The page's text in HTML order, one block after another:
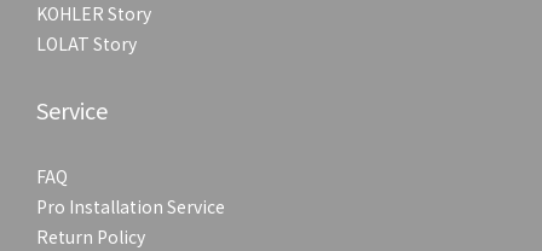
KOHLER Story
LOLAT Story
Service
FAQ
Pro Installation Service
Return Policy